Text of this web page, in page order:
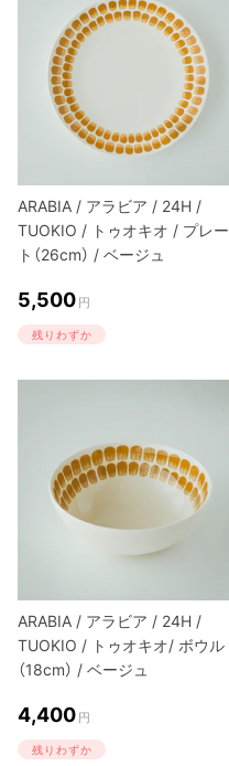
ARABIA / アラビア / 24H /
TUOKIO / トゥオキオ / プレー
ト（26cm） / ベージュ
5,500 円
残りわずか
ARABIA / アラビア / 24H /
TUOKIO / トゥオキオ/ ボウル
（18cm） / ベージュ
4,400 円
残りわずか